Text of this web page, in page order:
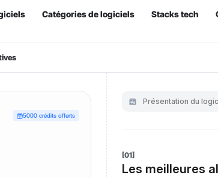
Catégories de logiciels Stacks tech
5000 crédits offerts
Présentation du
[01]
Les meilleures